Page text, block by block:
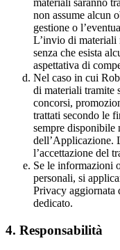
materiali saranno
non assume alcun
gestione o
L’invio di materiali
senza che esista
aspettativa di
Nel caso in cui
di materiali tramite
concorsi,
trattati secondo le
sempre disponibile
dell’Applicazione.
l’accettazione del
Se le informazioni
personali, si
Privacy aggiornata
dedicato.
4. Responsabilità